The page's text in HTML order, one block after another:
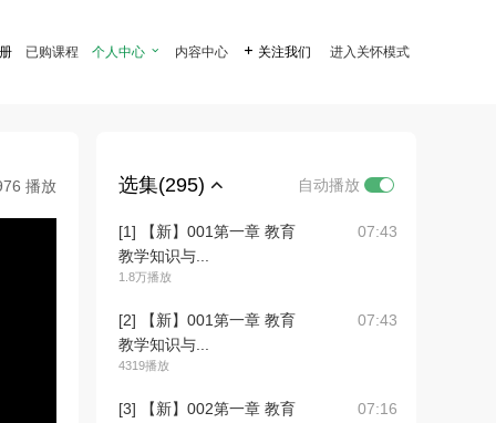
已购课程 个人中心  内容中心  关注我们 进入关怀模式
播放 选集(295) 自动播放
[1] 【新】001第一章 教育
教学知识与...
1.8万播放
07:43
[2] 【新】001第一章 教育
教学知识与...
4319播放
07:43
[3] 【新】002第一章 教育
07:16